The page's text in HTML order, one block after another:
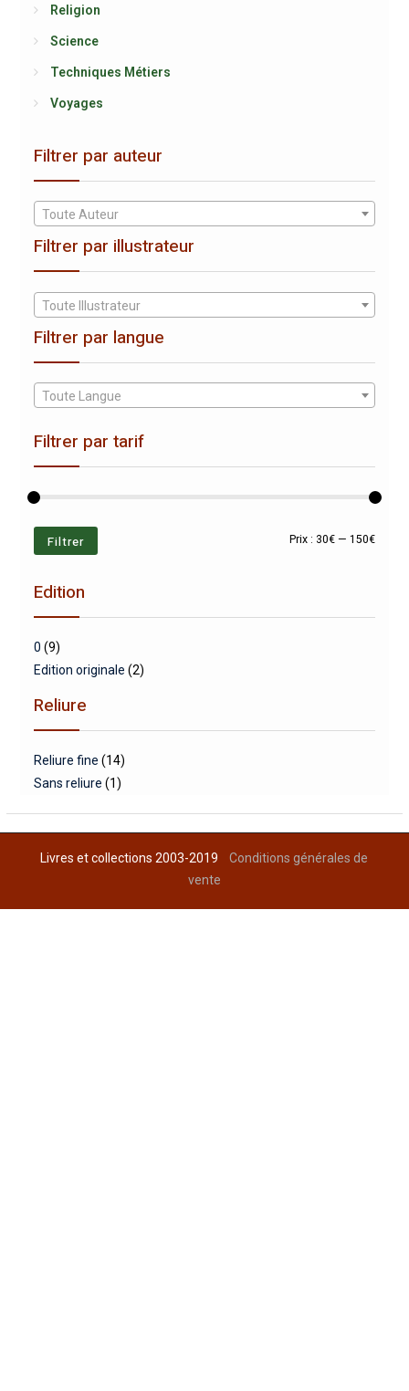
Religion
Science
Techniques Métiers
Voyages
Filtrer par auteur
Toute Auteur
Filtrer par illustrateur
Toute Illustrateur
Filtrer par langue
Toute Langue
Filtrer par tarif
Prix
Prix
Filtrer Prix : 30€ —150€
Edition
0 (9)
Edition originale (2)
Reliure
Reliure fine (14)
Sans reliure (1)
Livres et collections 2003-2019Conditions générales de
vente